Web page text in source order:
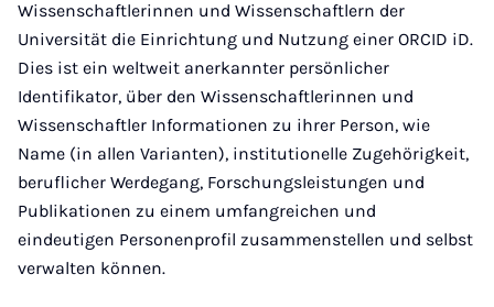
Wissenschaftlerinnen und Wissenschaftlern der
Universität die Einrichtung und Nutzung einer ORCID iD.
Dies ist ein weltweit anerkannter persönlicher
Identifikator, über den Wissenschaftlerinnen und
Wissenschaftler Informationen zu ihrer Person, wie
Name (in allen Varianten), institutionelle Zugehörigkeit,
beruflicher Werdegang, Forschungsleistungen und
Publikationen zu einem umfangreichen und
eindeutigen Personenprofil zusammenstellen und selbst
verwalten können.